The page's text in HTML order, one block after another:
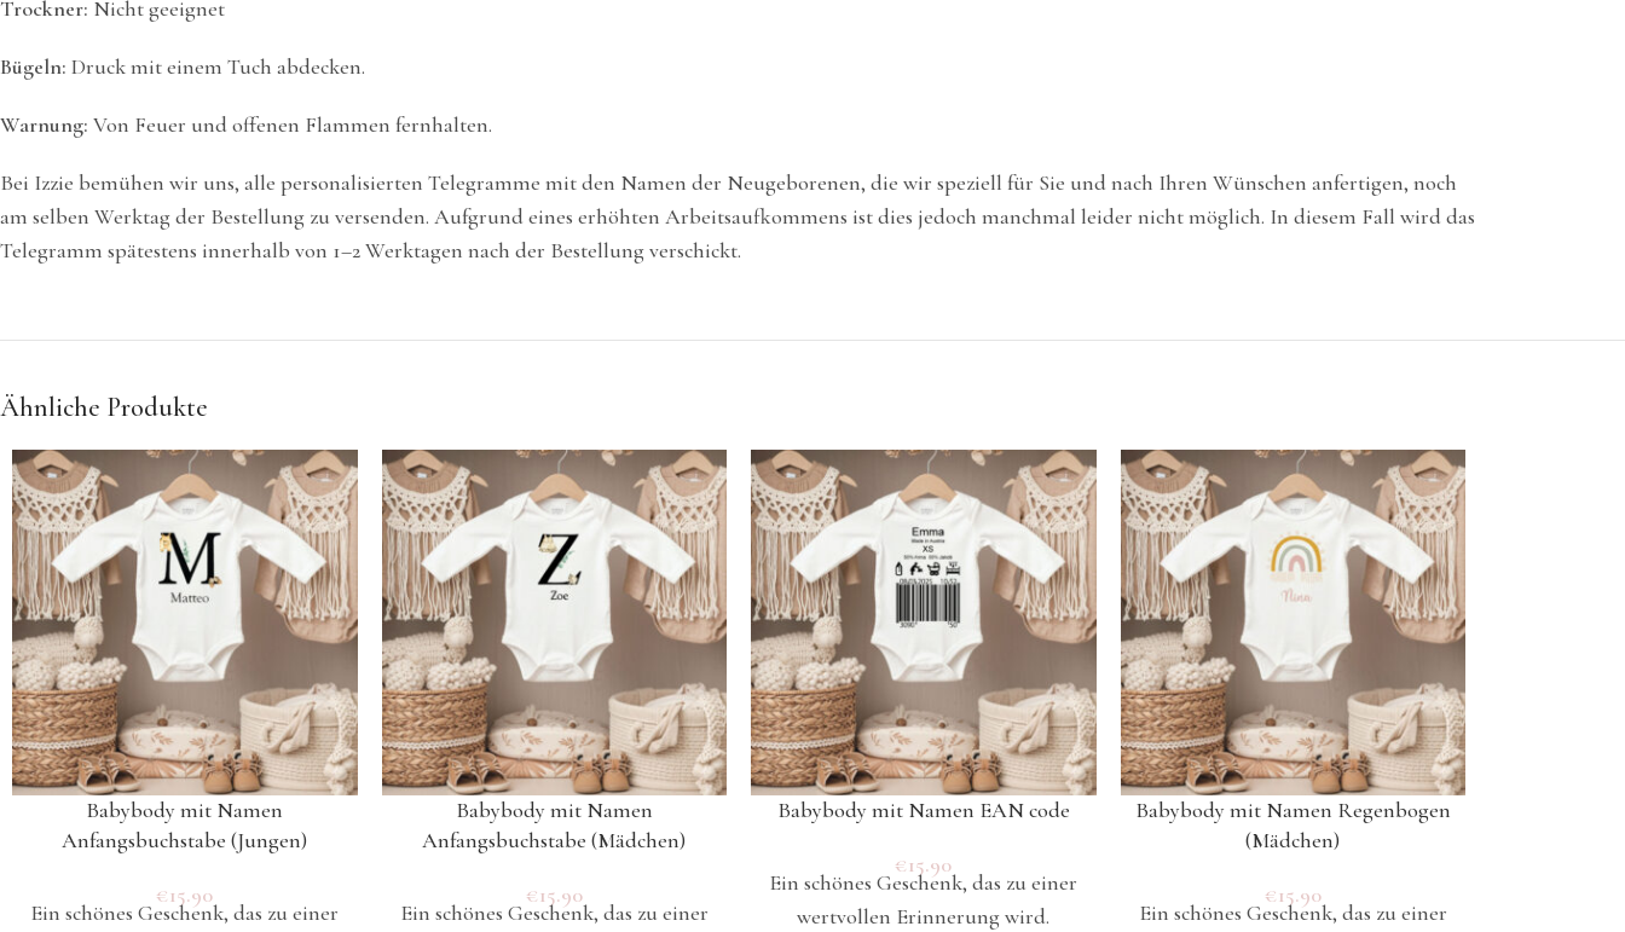
Trockner: Nicht geeignet
Bügeln: Druck mit einem Tuch abdecken.
Warnung: Von Feuer und offenen Flammen fernhalten.
Bei Izzie bemühen wir uns, alle personalisierten Telegramme mit den Namen der Neugeborenen, die wir speziell für Sie und nach Ihren Wünschen anfertigen, noch
am selben Werktag der Bestellung zu versenden. Aufgrund eines erhöhten Arbeitsaufkommens ist dies jedoch manchmal leider nicht möglich. In diesem Fall wird das
Telegramm spätestens innerhalb von 1–2 Werktagen nach der Bestellung verschickt.
Ähnliche Produkte
Babybody mit Namen
Anfangsbuchstabe (Jungen)
€15.90
Ein schönes Geschenk, das zu einer
Babybody mit Namen
Anfangsbuchstabe (Mädchen)
€15.90
Ein schönes Geschenk, das zu einer
Babybody mit Namen EAN code
€15.90
Ein schönes Geschenk, das zu einer
wertvollen Erinnerung wird.
Babybody mit Namen Regenbogen
(Mädchen)
€15.90
Ein schönes Geschenk, das zu einer